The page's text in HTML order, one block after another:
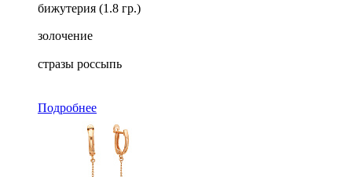
бижутерия (1.8 гр.)
золочение
стразы россыпь
Подробнее